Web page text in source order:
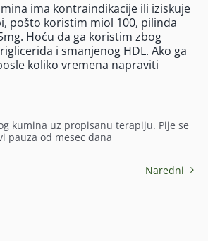
ima kontraindikacije ili iziskuje
pošto koristim miol 100, pilinda
Hoću da ga koristim zbog
i smanjenog HDL. Ako ga
koliko vremena napraviti
kumina uz propisanu terapiju. Pije se
pauza od mesec dana
Naredni